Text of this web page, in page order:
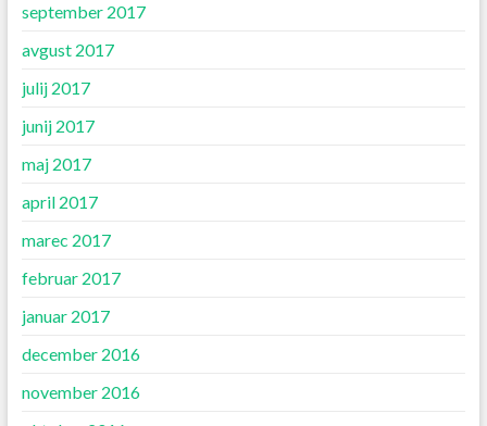
september 2017
avgust 2017
julij 2017
junij 2017
maj 2017
april 2017
marec 2017
februar 2017
januar 2017
december 2016
november 2016